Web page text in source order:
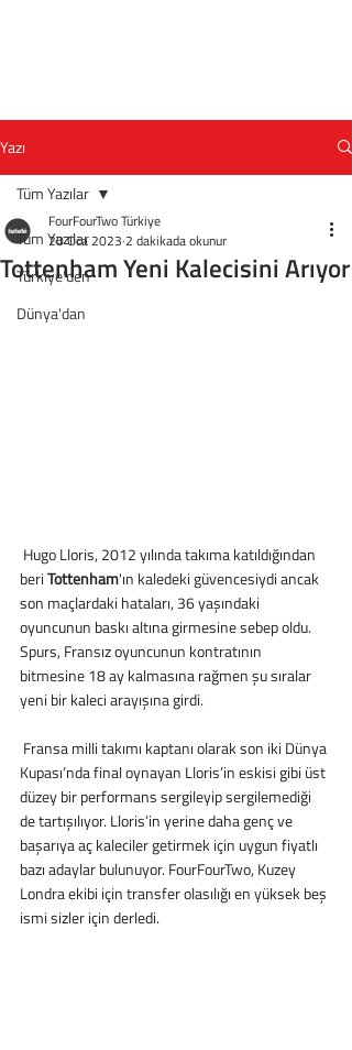
Yazı
Tüm Yazılar
Türkiye'den
Dünya'dan
Tüm Yazılar
Tottenham Yeni Kalecisini Arıyor
FourFourTwo Türkiye
20 Oca 2023 2 dakikada okunur
beri Tottenham'ın kaledeki güvencesiydi ancak
son maçlardaki hataları, 36 yaşındaki
oyuncunun baskı altına girmesine sebep oldu.
Spurs, Fransız oyuncunun kontratının
bitmesine 18 ay kalmasına rağmen şu sıralar
yeni bir kaleci arayışına girdi.
Kupası’nda final oynayan Lloris’in eskisi gibi üst
düzey bir performans sergileyip sergilemediği
de tartışılıyor. Lloris’in yerine daha genç ve
başarıya aç kaleciler getirmek için uygun fiyatlı
bazı adaylar bulunuyor. FourFourTwo, Kuzey
Londra ekibi için transfer olasılığı en yüksek beş
ismi sizler için derledi.